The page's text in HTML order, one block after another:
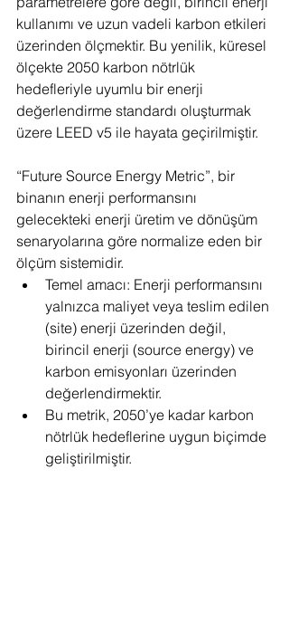
kullanımı ve uzun vadeli karbon etkileri
üzerinden ölçmektir. Bu yenilik, küresel
ölçekte 2050 karbon nötrlük
hedefleriyle uyumlu bir enerji
değerlendirme standardı oluşturmak
üzere LEED v5 ile hayata geçirilmiştir.
“Future Source Energy Metric”, bir
binanın enerji performansını
gelecekteki enerji üretim ve dönüşüm
senaryolarına göre normalize eden bir
ölçüm sistemidir.
Temel amacı: Enerji performansını
yalnızca maliyet veya teslim edilen
(site) enerji üzerinden değil,
birincil enerji (source energy) ve
karbon emisyonları üzerinden
değerlendirmektir.
Bu metrik, 2050’ye kadar karbon
nötrlük hedeflerine uygun biçimde
geliştirilmiştir.